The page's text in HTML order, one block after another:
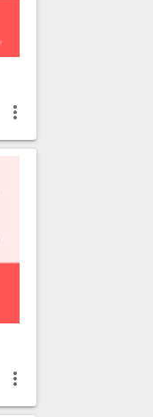
more_vert
more_vert